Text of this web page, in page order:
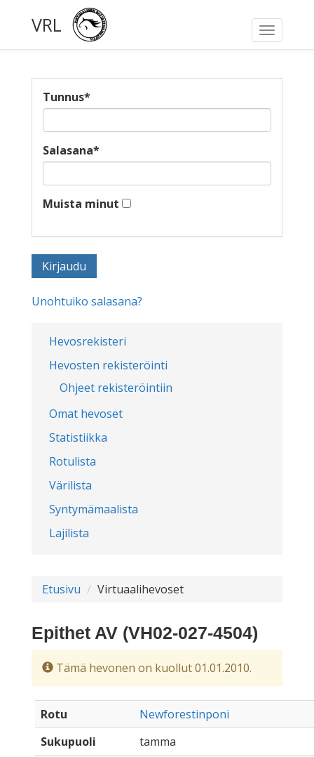
Toggle
VRL
Hevosrekisteri
Hevosten rekisteröinti
Ohjeet rekisteröintiin
Omat hevoset
Statistiikka
Rotulista
Värilista
Syntymämaalista
Lajilista
Tunnus*
Salasana*
Muista minut
Unohtuiko salasana?
Etusivu Virtuaalihevoset
Epithet AV (VH02-027-4504)
Tämä hevonen on kuollut 01.01.2010.
Rotu
Newforestinponi
Sukupuoli
tamma